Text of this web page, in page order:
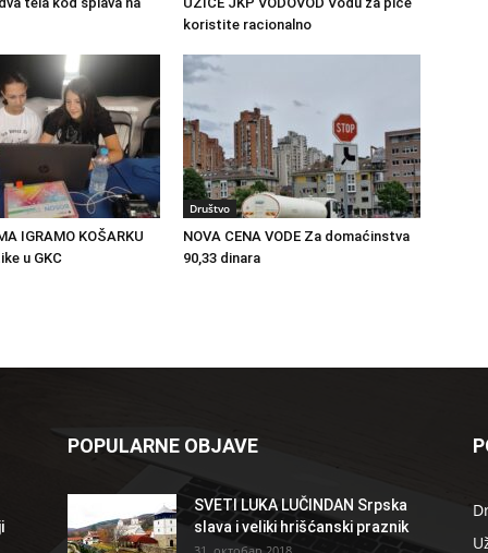
koristite racionalno
IGRAMO KOŠARKU
u GKC
Društvo
NOVA CENA VODE Za domaćinstva
90,33 dinara
POPULARNE OBJAVE
SVETI LUKA LUČINDAN Srpska
slava i veliki hrišćanski praznik